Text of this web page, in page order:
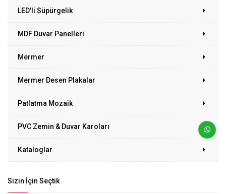
LED'li Süpürgelik
MDF Duvar Panelleri
Mermer
Mermer Desen Plakalar
Patlatma Mozaik
PVC Zemin & Duvar Karoları
Kataloglar
Sizin İçin Seçtik